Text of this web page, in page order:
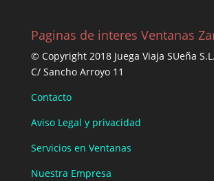
Paginas de interes Ventanas
© Copyright 2018 Juega Viaja SUeña S.L.
C/ Sancho Arroyo 11
Contacto
Aviso Legal y privacidad
Servicios en Ventanas
Nuestra Empresa